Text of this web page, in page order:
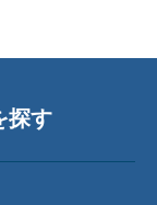
探す